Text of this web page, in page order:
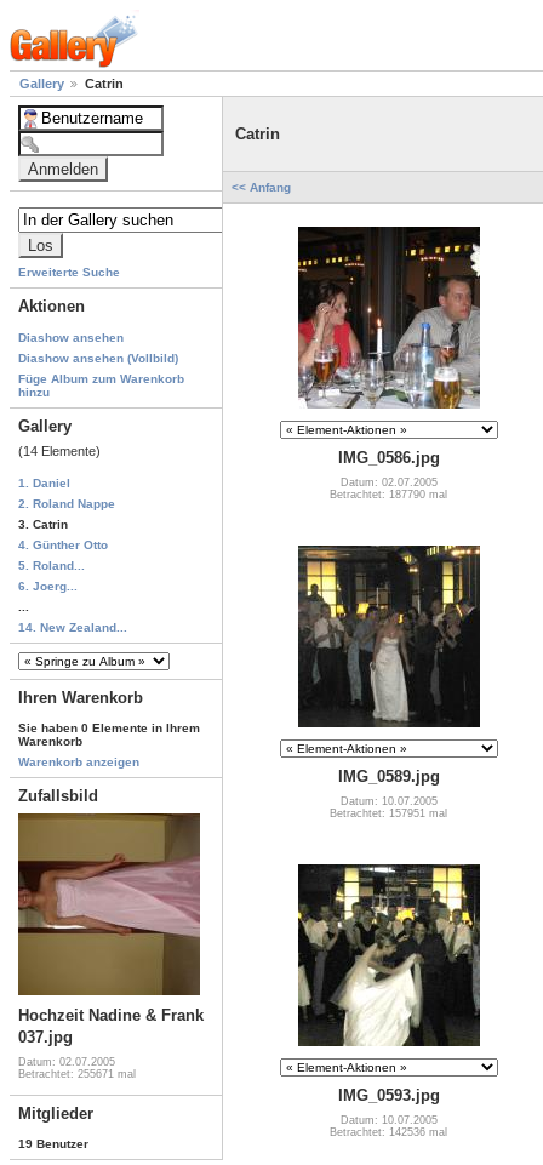
Gallery Catrin
Erweiterte Suche
Aktionen
Diashow ansehen
Diashow ansehen (Vollbild)
Füge Album zum Warenkorb
hinzu
Gallery
(14 Elemente)
1. Daniel
2. Roland Nappe
3. Catrin
4. Günther Otto
5. Roland...
6. Joerg...
14. New Zealand...
Ihren Warenkorb
Sie haben 0 Elemente in Ihrem
Warenkorb
Warenkorb anzeigen
Zufallsbild
Hochzeit Nadine & Frank
037.jpg
Datum: 02.07.2005
Betrachtet: 255671 mal
Mitglieder
19 Benutzer
Catrin
<< Anfang
IMG_0586.jpg
Datum: 02.07.2005
Betrachtet: 187790 mal
IMG_0589.jpg
Datum: 10.07.2005
Betrachtet: 157951 mal
IMG_0593.jpg
Datum: 10.07.2005
Betrachtet: 142536 mal